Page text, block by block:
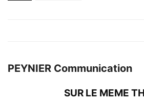
PEYNIER Communication
SUR LE MEME